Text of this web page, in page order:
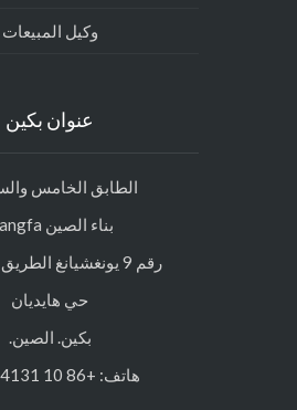
وكيل المبيعات
عنوان بكين
الطابق الخامس والسادس
بناء الصين Hangfa
حي هايديان
بكين. الصين.